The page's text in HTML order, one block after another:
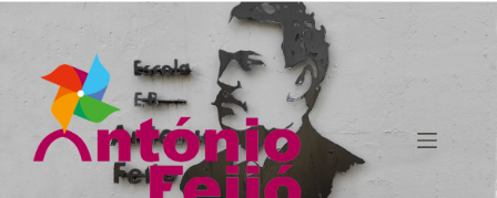
Pular
para
conteúdo